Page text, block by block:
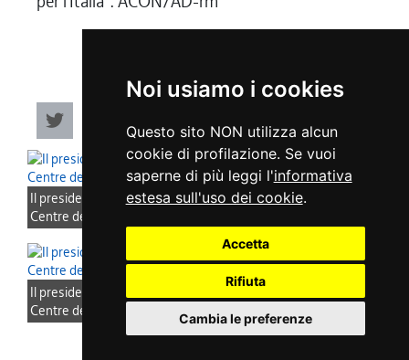
Noi usiamo i cookies
Questo sito NON utilizza alcun
cookie di profilazione. Se vuoi
saperne di più leggi l'informativa
estesa sull'uso dei cookie.
Accetta
Rifiuta
Cambia le preferenze
Il presidente del Consiglio regionale, Mauro Bordin, in visita al
Centre de Documentation sur les Migrations Humaines
Il presidente del Consiglio regionale, Mauro Bordin, in visita al
Centre de Documentation sur les Migrations Humaines